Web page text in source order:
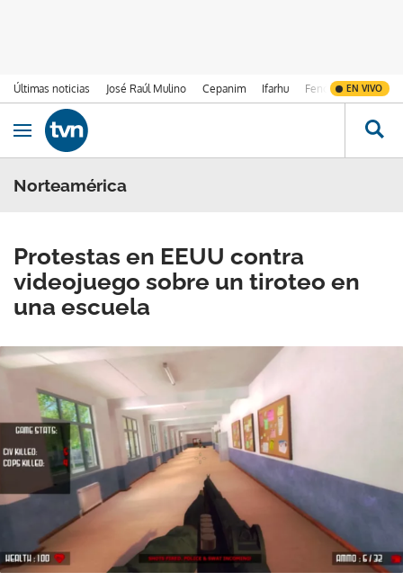
Últimas noticias José Raúl Mulino Cepanim Ifarhu Fenómeno de El
EN VIVO
Ir al contenido
Obrir navegació
Norteamérica
Protestas en EEUU contra
videojuego sobre un tiroteo en
una escuela